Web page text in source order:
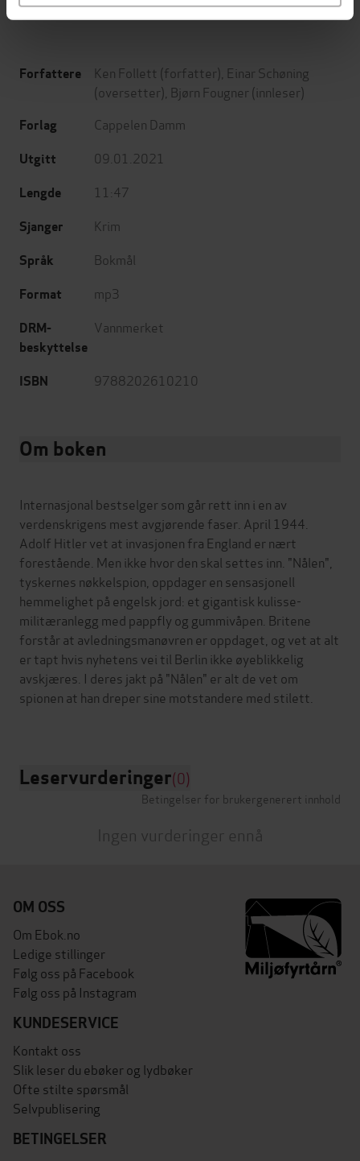
Forfattere Ken Follett (forfatter), Einar Schøning
(oversetter), Bjørn Fougner (innleser)
Forlag Cappelen Damm
Utgitt 09.01.2021
Lengde 11:47
Sjanger Krim
Språk Bokmål
Format mp3
DRM-
beskyttelse
Vannmerket
ISBN 9788202610210
Om boken
Internasjonal bestselger som går rett inn i en av
verdenskrigens mest avgjørende faser. April 1944.
Adolf Hitler vet at invasjonen fra England er nært
forestående. Men ikke hvor den skal settes inn. "Nålen",
tyskernes nøkkelspion, oppdager en sensasjonell
hemmelighet på engelsk jord: et gigantisk kulisse-
militæranlegg med pappfly og gummivåpen. Britene
forstår at avledningsmanøvren er oppdaget, og vet at alt
er tapt hvis nyhetens vei til Berlin ikke øyeblikkelig
avskjæres. I deres jakt på "Nålen" er alt de vet om
spionen at han dreper sine motstandere med stilett.
Leservurderinger(0)
Betingelser for brukergenerert innhold
Ingen vurderinger ennå
OM OSS
Om Ebok.no
Ledige stillinger
Følg oss på Facebook
Følg oss på Instagram
KUNDESERVICE
Kontakt oss
Slik leser du ebøker og lydbøker
Ofte stilte spørsmål
Selvpublisering
BETINGELSER